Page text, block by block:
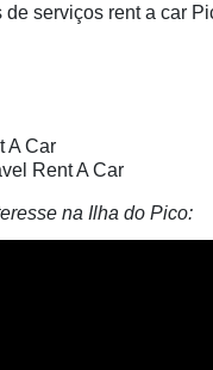
de serviços rent a car
A Car
Rent A Car
na Ilha do Pico: